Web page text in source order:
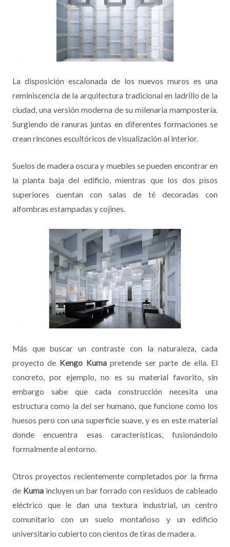
La disposición escalonada de los nuevos muros es una
reminiscencia de la arquitectura tradicional en ladrillo de la
ciudad, una versión moderna de su milenaria mampostería.
Surgiendo de ranuras juntas en diferentes formaciones se
crean rincones escultóricos de visualización al interior.
Suelos de madera oscura y muebles se pueden encontrar en
la planta baja del edificio, mientras que los dos pisos
superiores cuentan con salas de té decoradas con
alfombras estampadas y cojines.
Más que buscar un contraste con la naturaleza, cada
proyecto de Kengo Kumapretende ser parte de ella. El
concreto, por ejemplo, no es su material favorito, sin
embargo sabe que cada construcción necesita una
estructura como la del ser humano, que funcione como los
huesos pero con una superficie suave, y es en este material
donde encuentra esas características, fusionándolo
formalmente al entorno.
Otros proyectos recientemente completados por la firma
de Kumaincluyen un bar forrado con residuos de cableado
eléctrico que le dan una textura industrial, un centro
comunitario con un suelo montañoso y un edificio
universitario cubierto con cientos de tiras de madera.